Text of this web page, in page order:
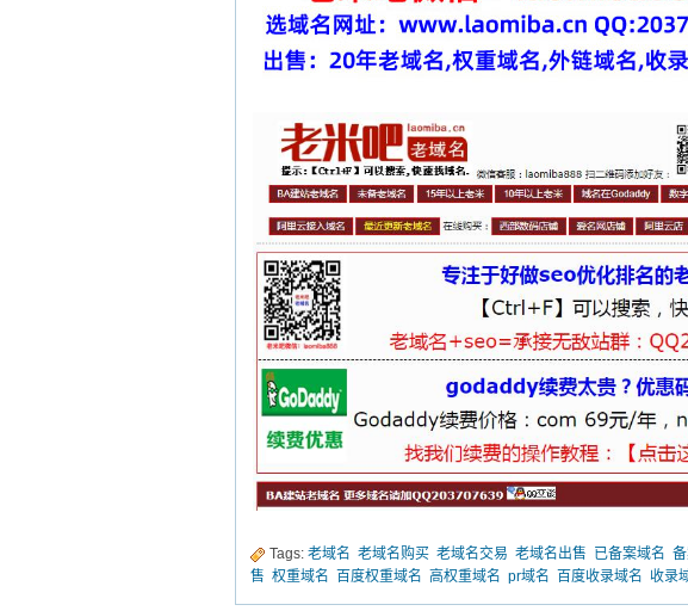
Tags: 老域名 老域名购买 老域名交易 老域名出售 已备案域名
售 权重域名 百度权重域名 高权重域名 pr域名 百度收录域名 收录